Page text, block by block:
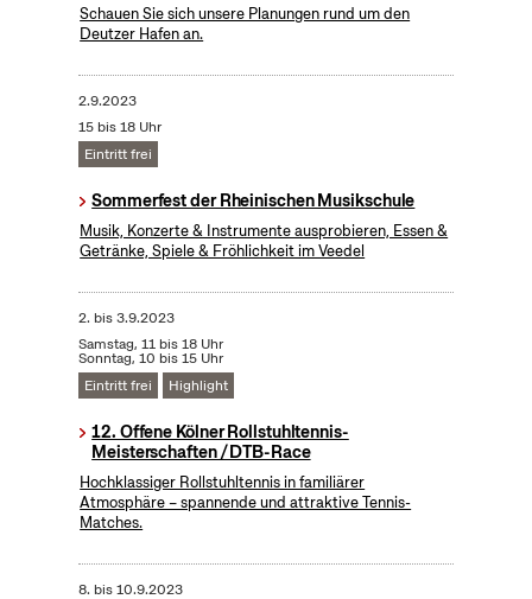
Schauen Sie sich unsere Planungen rund um den
Deutzer Hafen an.
2.9.2023
15 bis 18 Uhr
Eintritt frei
Sommerfest der Rheinischen Musikschule
Musik, Konzerte & Instrumente ausprobieren, Essen &
Getränke, Spiele & Fröhlichkeit im Veedel
2. bis3.9.2023
Samstag, 11 bis 18 Uhr
Sonntag, 10 bis 15 Uhr
Eintritt frei
Highlight
12. Offene Kölner Rollstuhltennis-
Meisterschaften / DTB-Race
Hochklassiger Rollstuhltennis in familiärer
Atmosphäre – spannende und attraktive Tennis-
Matches.
8. bis10.9.2023